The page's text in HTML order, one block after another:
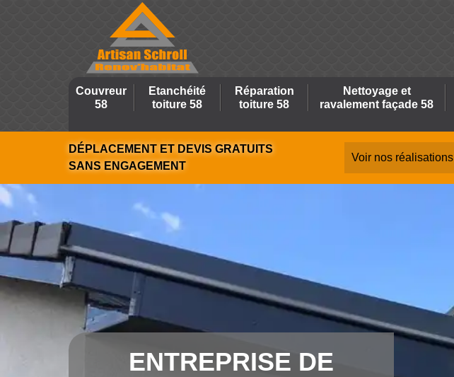
Couvreur
58
Etanchéité
toiture 58
Réparation
toiture 58
Nettoyage et
ravalement façade 58
DÉPLACEMENT ET DEVIS GRATUITS
SANS ENGAGEMENT
Voir nos réalisations
ENTREPRISE DE